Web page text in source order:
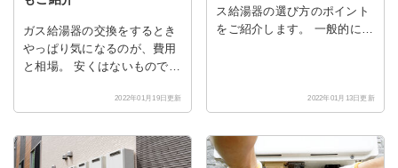
ガス給湯器の交換をするとき
やっぱり気になるのが、費用
と相場。 安くはないものです
ん、お値段も満足できるもの
ガス給湯器の交換の費用と相
場を徹底解析！
2022年01月19日更新
ス給湯器の選び方のポイント
をご紹介します。 一般的にガ
置場所から、ご家庭に最適な
2022年01月13日更新